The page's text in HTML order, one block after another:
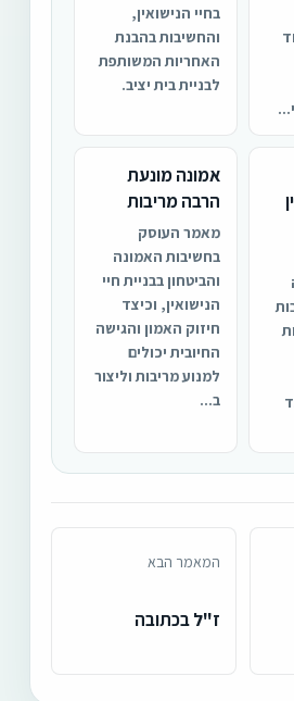
בחיי הנישואין,
והחשיבות בהבנת
האחריות המשותפת
לבניית בית יציב.
אמונה מונעת
הרבה מריבות
מאמר העוסק
בחשיבות האמונה
והביטחון בבניית חיי
הנישואין, וכיצד
חיזוק האמון והגישה
החיובית יכולים
למנוע מריבות וליצור
ב...
המאמר הבא
ז"ל בכתובה